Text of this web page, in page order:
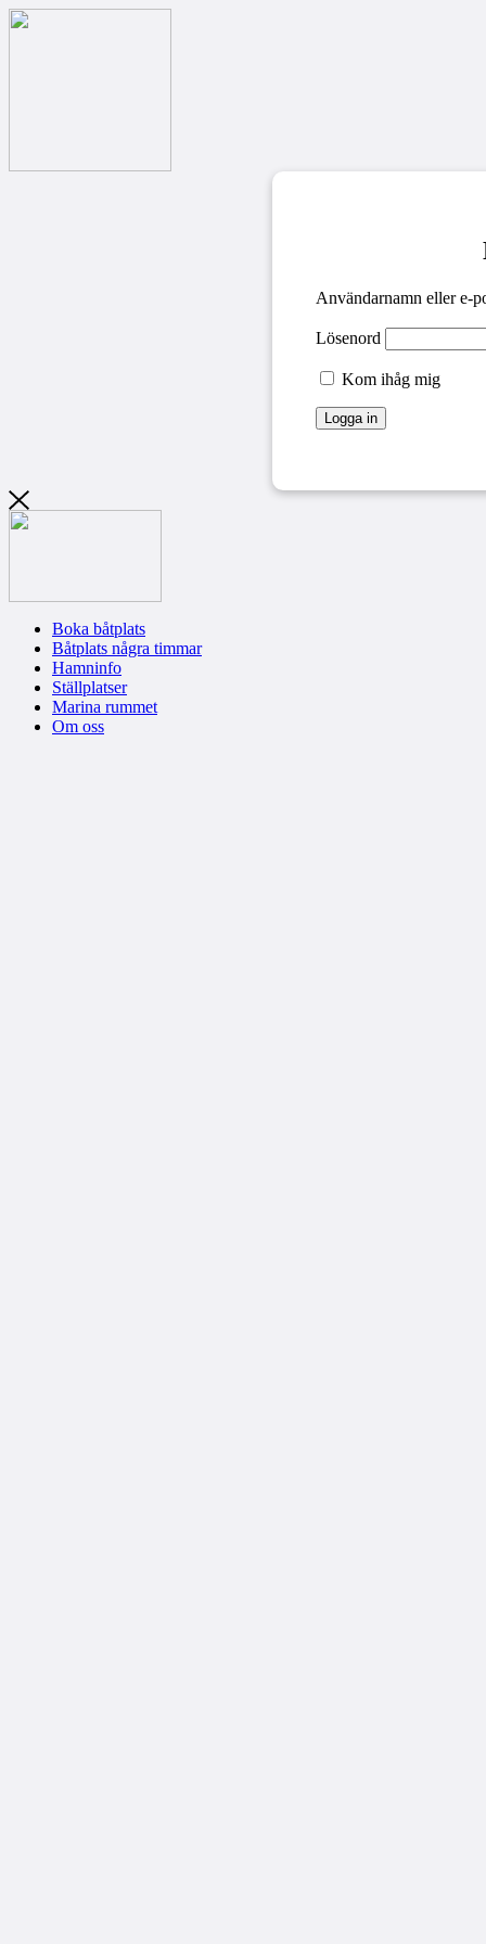
Användarnamn eller e-
Lösenord
Kom ihåg mig
Boka båtplats
Båtplats några timmar
Hamninfo
Ställplatser
Marina rummet
Om oss